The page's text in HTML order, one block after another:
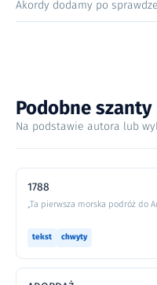
Akordy dodamy po
Podobne szanty
Na podstawie autora lub
1788
„Ta pierwsza morska podróż do
tekst chwyty